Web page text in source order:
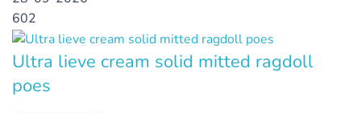
602
Ultra lieve cream solid mitted ragdoll
poes